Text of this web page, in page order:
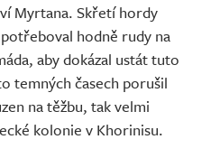
Myrtana. Skřetí hordy
hodně rudy na
aby dokázal ustát tuto
temných časech porušil
na těžbu, tak velmi
kolonie v Khorinisu.